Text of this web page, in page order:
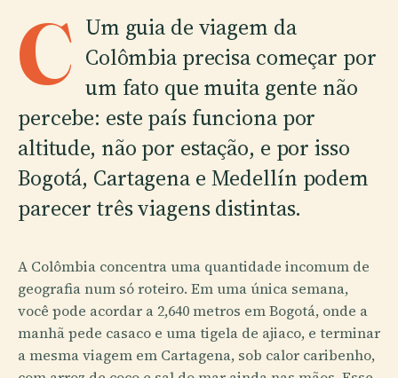
C Um guia de viagem da
Colômbia precisa começar por
um fato que muita gente não
percebe: este país funciona por
altitude, não por estação, e por isso
Bogotá, Cartagena e Medellín podem
parecer três viagens distintas.
A Colômbia concentra uma quantidade incomum de
geografia num só roteiro. Em uma única semana,
você pode acordar a 2,640 metros em Bogotá, onde a
manhã pede casaco e uma tigela de ajiaco, e terminar
a mesma viagem em Cartagena, sob calor caribenho,